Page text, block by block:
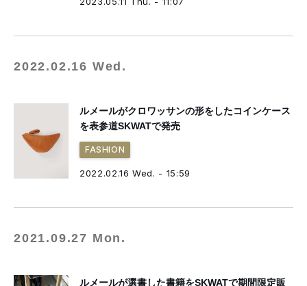
2022.02.16 Wed.
ルメールがクロワッサンの形をしたコインケース
を表参道SKWATで発売
FASHION
2022.02.16 Wed. - 15:59
2021.09.27 Mon.
ルメールが選書した書籍をSKWATで期間限定販